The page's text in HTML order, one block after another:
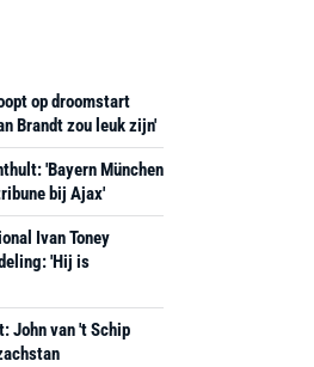
op droomstart
Brandt zou leuk zijn'
'Bayern München
bij Ajax'
Ivan Toney
'Hij is
John van 't Schip